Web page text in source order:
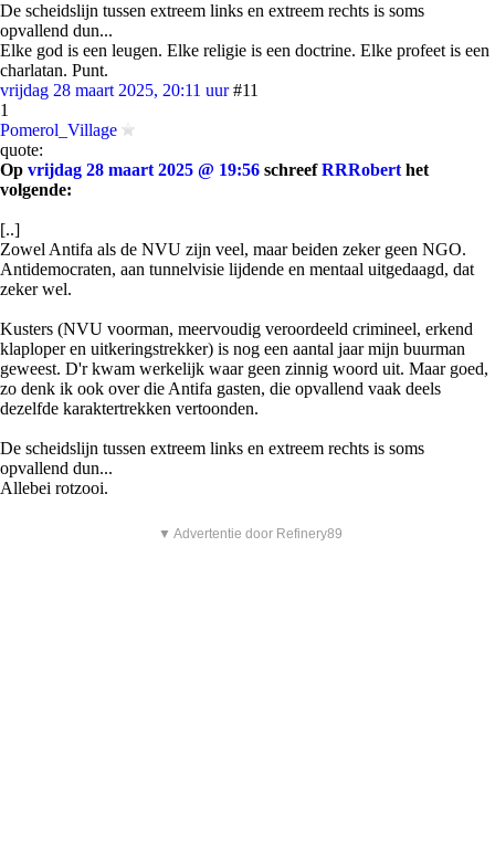
De scheidslijn tussen extreem links en extreem rechts is soms
opvallend dun...
Elke god is een leugen. Elke religie is een doctrine. Elke profeet is een
charlatan. Punt.
vrijdag 28 maart 2025, 20:11 uur #11
1
Pomerol_Village
quote:
Op vrijdag 28 maart 2025 @ 19:56 schreefRRRobert het
volgende:
[..]
Zowel Antifa als de NVU zijn veel, maar beiden zeker geen NGO.
Antidemocraten, aan tunnelvisie lijdende en mentaal uitgedaagd, dat
zeker wel.
Kusters (NVU voorman, meervoudig veroordeeld crimineel, erkend
klaploper en uitkeringstrekker) is nog een aantal jaar mijn buurman
geweest. D'r kwam werkelijk waar geen zinnig woord uit. Maar goed,
zo denk ik ook over die Antifa gasten, die opvallend vaak deels
dezelfde karaktertrekken vertoonden.
De scheidslijn tussen extreem links en extreem rechts is soms
opvallend dun...
Allebei rotzooi.
▼ Advertentie door Refinery89